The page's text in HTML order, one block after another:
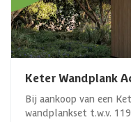
Keter Wandplank
Bij aankoop van een
wandplankset t.w.v.